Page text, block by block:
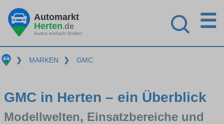
Automarkt
Herten.de
Autos einfach finden
☰
❯ MARKEN ❯ GMC
GMC in Herten – ein Überblick
Modellwelten, Einsatzbereiche und